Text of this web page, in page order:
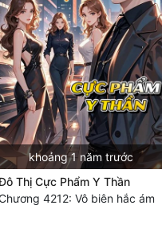
khoảng 1 năm trước
Thị Cực Phẩm Y Thần
4212: Vô biên hắc ám